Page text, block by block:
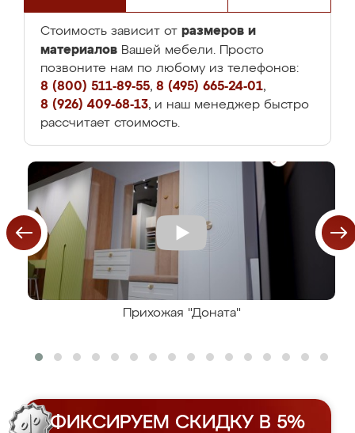
Стоимость зависит от размеров и
материалов Вашей мебели. Просто
позвоните нам по любому из телефонов:
8 (800) 511-89-55, 8 (495) 665-24-01,
8 (926) 409-68-13, и наш менеджер быстро
рассчитает стоимость.
Прихожая "Доната"
ФИКСИРУЕМ СКИДКУ В 5%